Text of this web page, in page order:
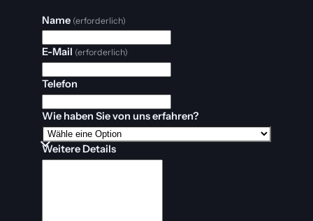
Name (erforderlich)
E-Mail (erforderlich)
Telefon
Wie haben Sie von uns erfahren?
Weitere Details